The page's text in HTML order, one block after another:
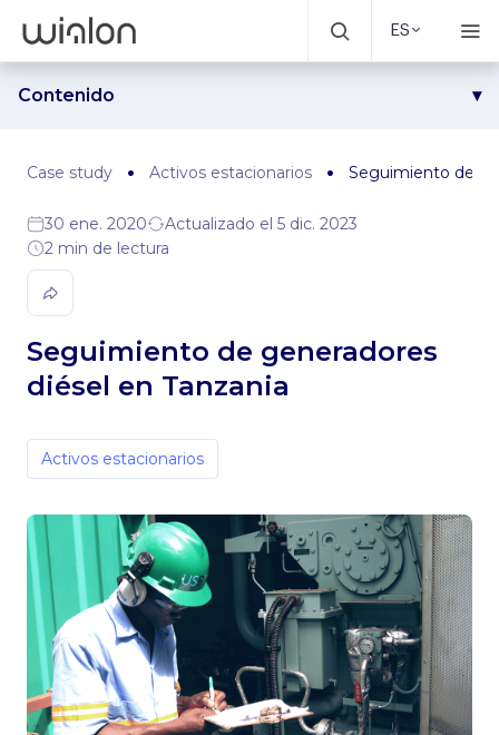
ES
Contenido
Solución
Case study Activos estacionarios Seguimiento de
30 ene. 2020
Actualizado el 5 dic. 2023
2 min de lectura
Seguimiento de generadores
diésel en Tanzania
Activos estacionarios